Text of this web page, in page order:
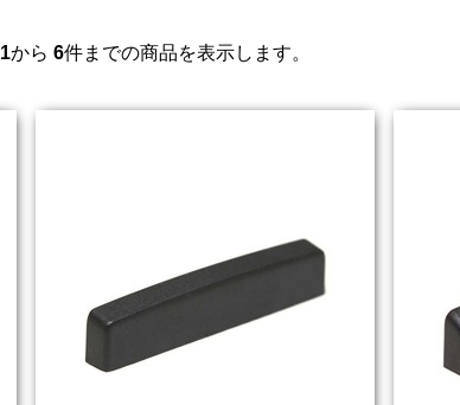
1から 6件までの商品を表示します。